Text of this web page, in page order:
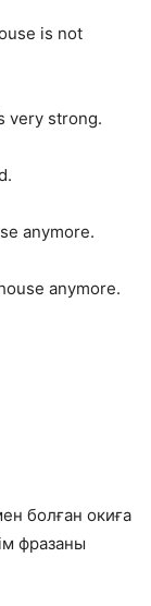
is not
very strong.
anymore.
anymore.
болған окиға
фразаны